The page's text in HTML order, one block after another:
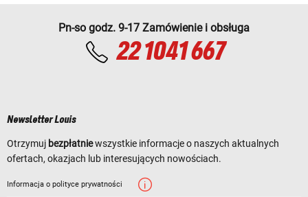
Pn-so godz. 9-17 Zamówienie i obsługa
22 1041 667
Newsletter Louis
Otrzymuj bezpłatniewszystkie informacje o naszych aktualnych
ofertach, okazjach lub interesujących nowościach.
Informacja o polityce prywatności